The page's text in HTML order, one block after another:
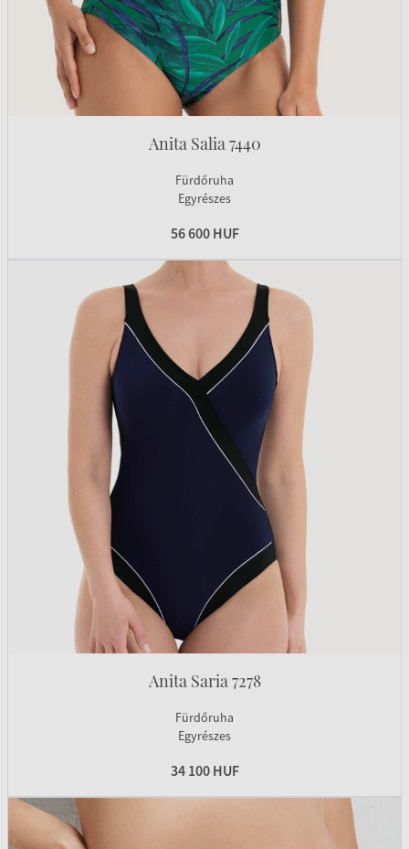
Anita Salia 7440
Fürdőruha
Egyrészes
56 600 HUF
Anita Saria 7278
Fürdőruha
Egyrészes
34 100 HUF